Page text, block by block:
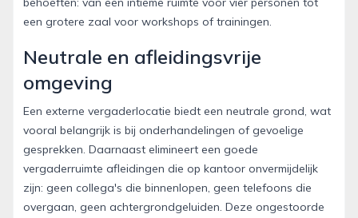
een grotere zaal voor workshops of trainingen.
Neutrale en afleidingsvrije
omgeving
Een externe vergaderlocatie biedt een neutrale grond, wat
vooral belangrijk is bij onderhandelingen of gevoelige
gesprekken. Daarnaast elimineert een goede
vergaderruimte afleidingen die op kantoor onvermijdelijk
zijn: geen collega's die binnenlopen, geen telefoons die
overgaan, geen achtergrondgeluiden. Deze ongestoorde